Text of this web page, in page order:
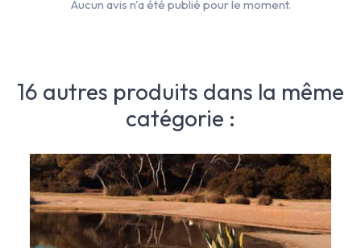
Aucun avis n'a été publié pour le moment.
16 autres produits dans la même
catégorie :